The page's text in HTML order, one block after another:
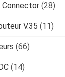
Connector (28)
V.35 (11)
(66)
(14)